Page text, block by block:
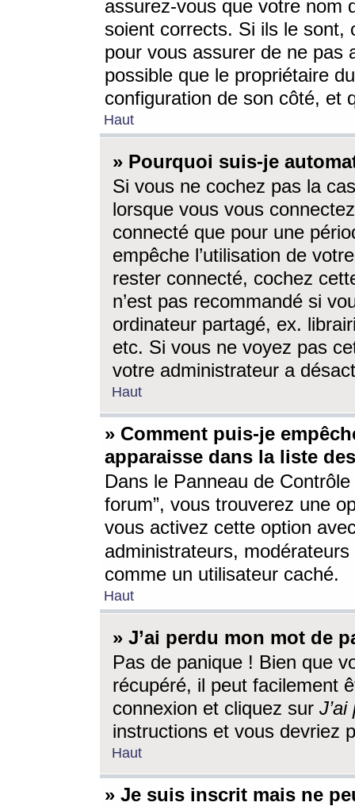
assurez-vous que votre nom
soient corrects. Si ils le sont,
pour vous assurer de ne pas
possible que le propriétaire
configuration de son côté, et
Haut
» Pourquoi suis-je
Si vous ne cochez pas la
lorsque vous vous
connecté que pour une
empêche l’utilisation de
rester connecté, cochez
n’est pas recommandé si
ordinateur partagé, ex.
etc. Si vous ne voyez pas
votre administrateur a
Haut
» Comment puis-je
apparaisse dans la liste
Dans le Panneau de
forum”, vous trouverez une
vous activez cette option
administrateurs,
comme un utilisateur caché.
Haut
» J’ai perdu mon mot de
Pas de panique ! Bien que
récupéré, il peut facilement
connexion et cliquez sur
instructions et vous devriez
Haut
» Je suis inscrit mais ne